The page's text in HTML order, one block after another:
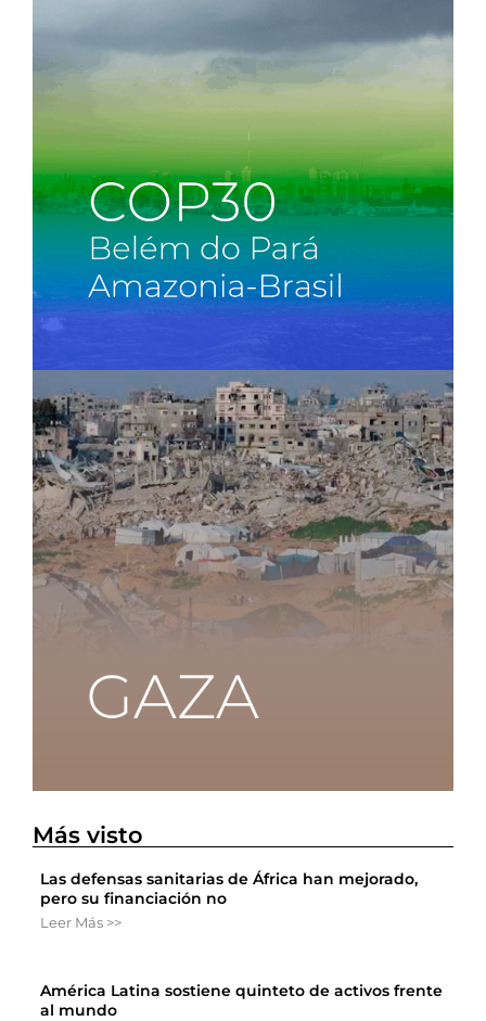
Más visto
Las defensas sanitarias de África han mejorado,
pero su financiación no
Leer Más >>
América Latina sostiene quinteto de activos frente
al mundo